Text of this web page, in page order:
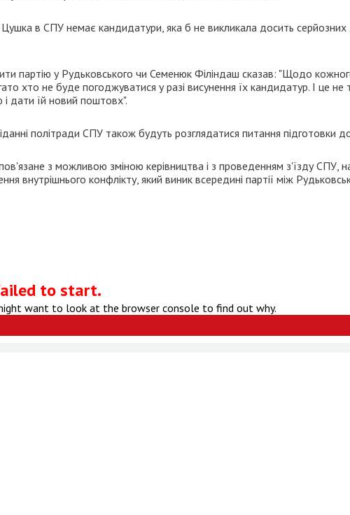
в СПУ немає кандидатури, яка б не викликала досить серйозних
партію у Рудьковського чи Семенюк Філіндаш сказав: "Щодо
хто не буде погоджуватися у разі висунення їх кандидатур. І це не
дати їй новий поштовх".
політради СПУ також будуть розглядатися питання підготовки
з можливою зміною керівництва і з проведенням з'їзду СПУ,
внутрішнього конфлікту, який виник всередині партії між
to start.
want to look at the browser console to find out why.